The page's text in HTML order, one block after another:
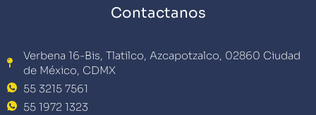
Contactanos
Verbena 16-Bis, Tlatilco, Azcapotzalco, 02860 Ciudad
de México, CDMX
55 3215 7561
55 1972 1323